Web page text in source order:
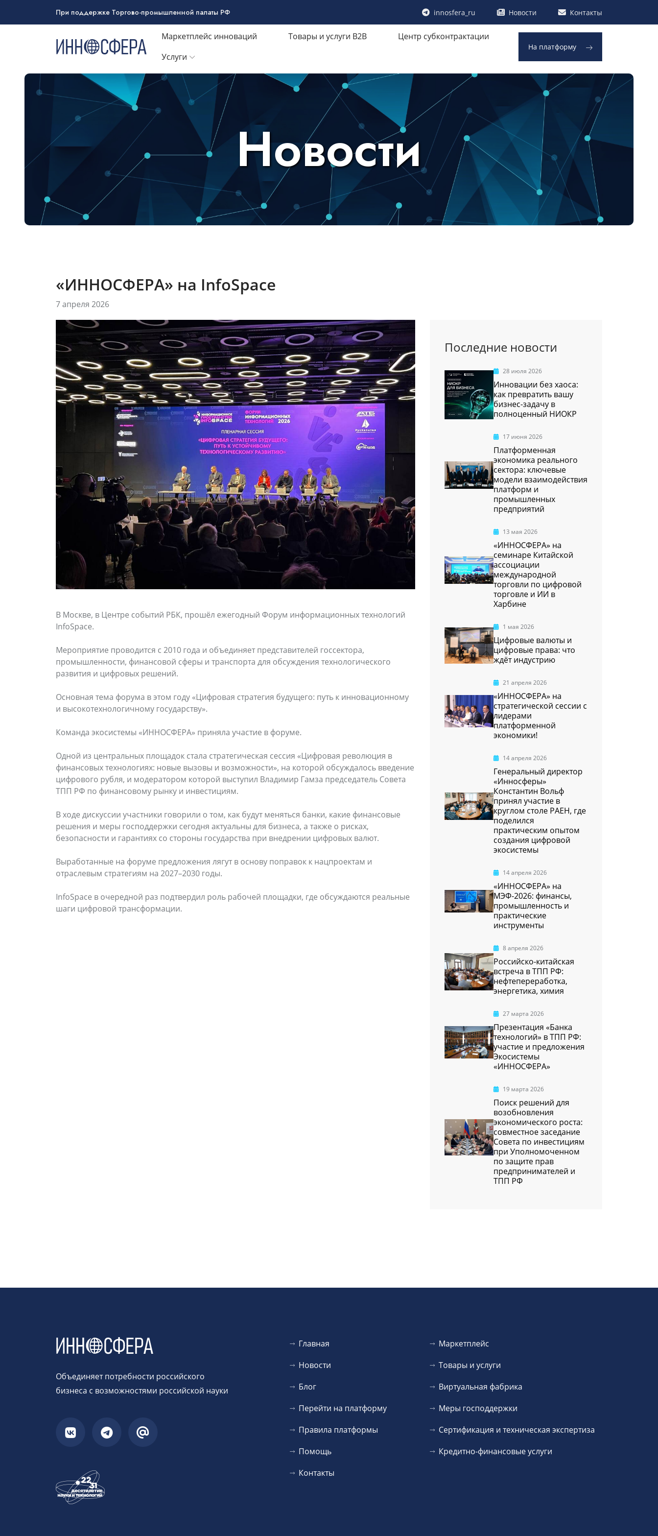
При поддержке Торгово-промышленной палаты РФ innosfera_ru Новости Контакты
Маркетплейс инноваций Товары и услуги B2B
Центр субконтрактации
Услуги
На платформу
Новости
«ИННОСФЕРА» на InfoSpace
7 апреля 2026
В Москве, в Центре событий РБК, прошёл ежегодный Форум информационных технологий
InfoSpace.
Мероприятие проводится с 2010 года и объединяет представителей госсектора,
промышленности, финансовой сферы и транспорта для обсуждения технологического
развития и цифровых решений.
Основная тема форума в этом году «Цифровая стратегия будущего: путь к инновационному
и высокотехнологичному государству».
Команда экосистемы «ИННОСФЕРА» приняла участие в форуме.
Одной из центральных площадок стала стратегическая сессия «Цифровая революция в
финансовых технологиях: новые вызовы и возможности», на которой обсуждалось введение
цифрового рубля, и модератором которой выступил Владимир Гамза председатель Совета
ТПП РФ по финансовому рынку и инвестициям.
В ходе дискуссии участники говорили о том, как будут меняться банки, какие финансовые
решения и меры господдержки сегодня актуальны для бизнеса, а также о рисках,
безопасности и гарантиях со стороны государства при внедрении цифровых валют.
Выработанные на форуме предложения лягут в основу поправок к нацпроектам и
отраслевым стратегиям на 2027–2030 годы.
InfoSpace в очередной раз подтвердил роль рабочей площадки, где обсуждаются реальные
шаги цифровой трансформации.
Последние новости
28 июля 2026
Инновации без хаоса:
как превратить вашу
бизнес-задачу в
полноценный НИОКР
17 июня 2026
Платформенная
экономика реального
сектора: ключевые
модели взаимодействия
платформ и
промышленных
предприятий
13 мая 2026
«ИННОСФЕРА» на
семинаре Китайской
ассоциации
международной
торговли по цифровой
торговле и ИИ в
Харбине
1 мая 2026
Цифровые валюты и
цифровые права: что
ждёт индустрию
21 апреля 2026
«ИННОСФЕРА» на
стратегической сессии с
лидерами
платформенной
экономики!
14 апреля 2026
Генеральный директор
«Инносферы»
Константин Вольф
принял участие в
круглом столе РАЕН, где
поделился
практическим опытом
создания цифровой
экосистемы
14 апреля 2026
«ИННОСФЕРА» на
МЭФ-2026: финансы,
промышленность и
практические
инструменты
8 апреля 2026
Российско-китайская
встреча в ТПП РФ:
нефтепереработка,
энергетика, химия
27 марта 2026
Презентация «Банка
технологий» в ТПП РФ:
участие и предложения
Экосистемы
«ИННОСФЕРА»
19 марта 2026
Поиск решений для
возобновления
экономического роста:
совместное заседание
Совета по инвестициям
при Уполномоченном
по защите прав
предпринимателей и
ТПП РФ
Объединяет потребности российского
бизнеса с возможностями российской науки
Главная
Новости
Блог
Перейти на платформу
Правила платформы
Помощь
Контакты
Маркетплейс
Товары и услуги
Виртуальная фабрика
Меры господдержки
Сертификация и техническая экспертиза
Кредитно-финансовые услуги